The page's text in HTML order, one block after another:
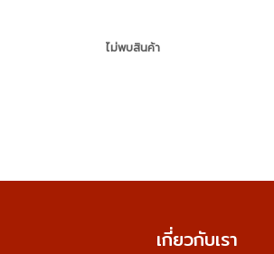
ไม่พบสินค้า
เกี่ยวกับเรา